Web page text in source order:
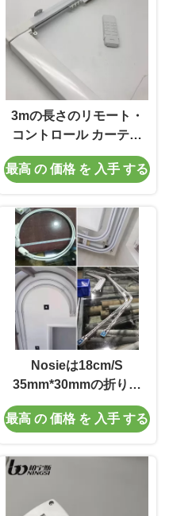
3mの長さのリモート・
コントロール カーテン
トラック
最高 の 価格 を 入手 する
Nosieは18cm/S
35mm*30mmの折り曲
げられるリモート・コ
ントロール カーテン ト
最高 の 価格 を 入手 する